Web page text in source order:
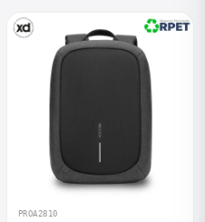
PROA2810